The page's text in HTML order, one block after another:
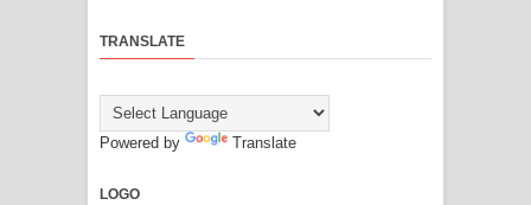
TRANSLATE
Powered by Translate
LOGO